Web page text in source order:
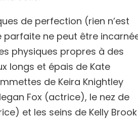
de perfection (rien n’est
ne peut être
physiques propres à des
longs et épais de Kate
de Keira Knightley
Fox (actrice), le nez de
et les seins de Kelly Brook